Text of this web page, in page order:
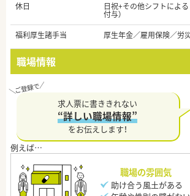
休日
日祝+その他シフトによ
付与）
福利厚生諸手当
厚生年金／雇用保険／労
職場情報
求人票に書ききれない
“詳しい職場情報”
をお伝えします！
職場の雰囲気
助け合う風土がある